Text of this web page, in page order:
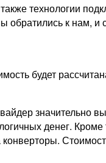
технологии
обратились к нам,
будет
значительно
денег. Кроме